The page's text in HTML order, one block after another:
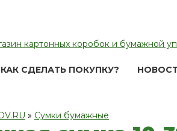
КАК СДЕЛАТЬ ПОКУПКУ?
» Сумки бумажные